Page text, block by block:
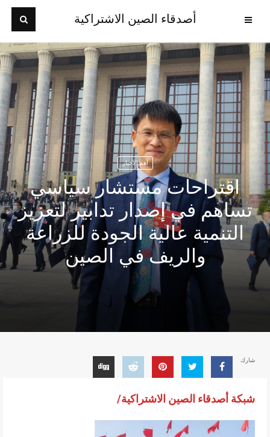
أصدقاء الصين الاشتراكية
أهم الأخبار
اقتراحات مستشار سياسي
تساهم في إصدار تدابير لتعزيز
التنمية عالية الجودة للزراعة
والريف في الصين
شارك
شبكة أصدقاء الصين الاشتراكية/